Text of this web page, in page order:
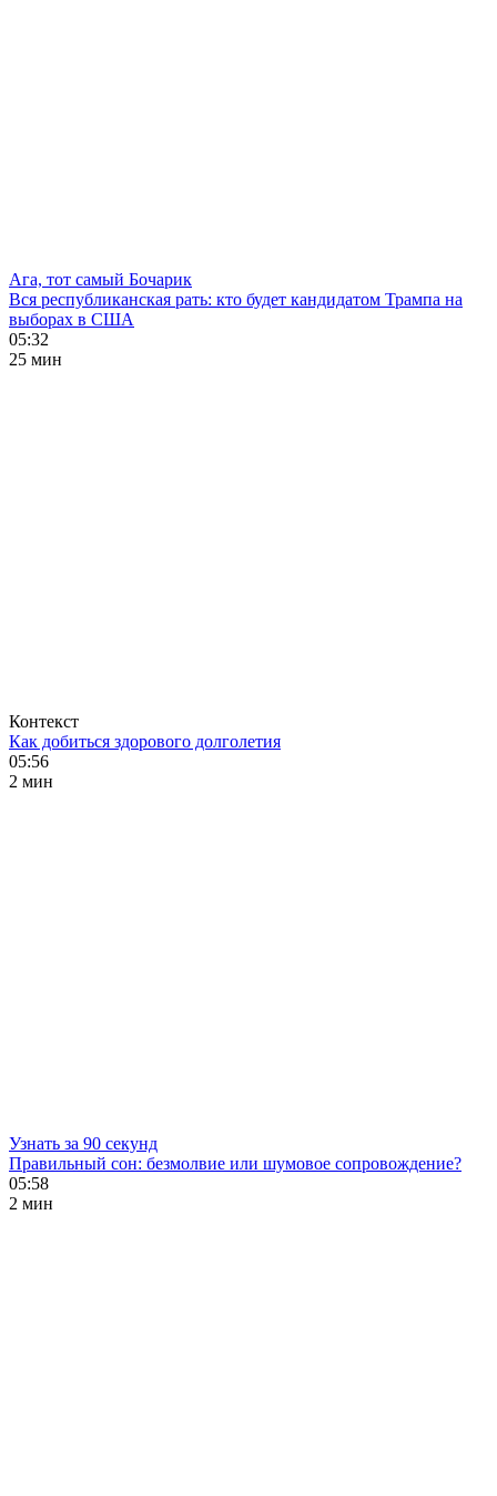
Ага, тот самый Бочарик
Вся республиканская рать: кто будет кандидатом Трампа на
выборах в США
05:32
25 мин
Контекст
Как добиться здорового долголетия
05:56
2 мин
Узнать за 90 секунд
Правильный сон: безмолвие или шумовое сопровождение?
05:58
2 мин